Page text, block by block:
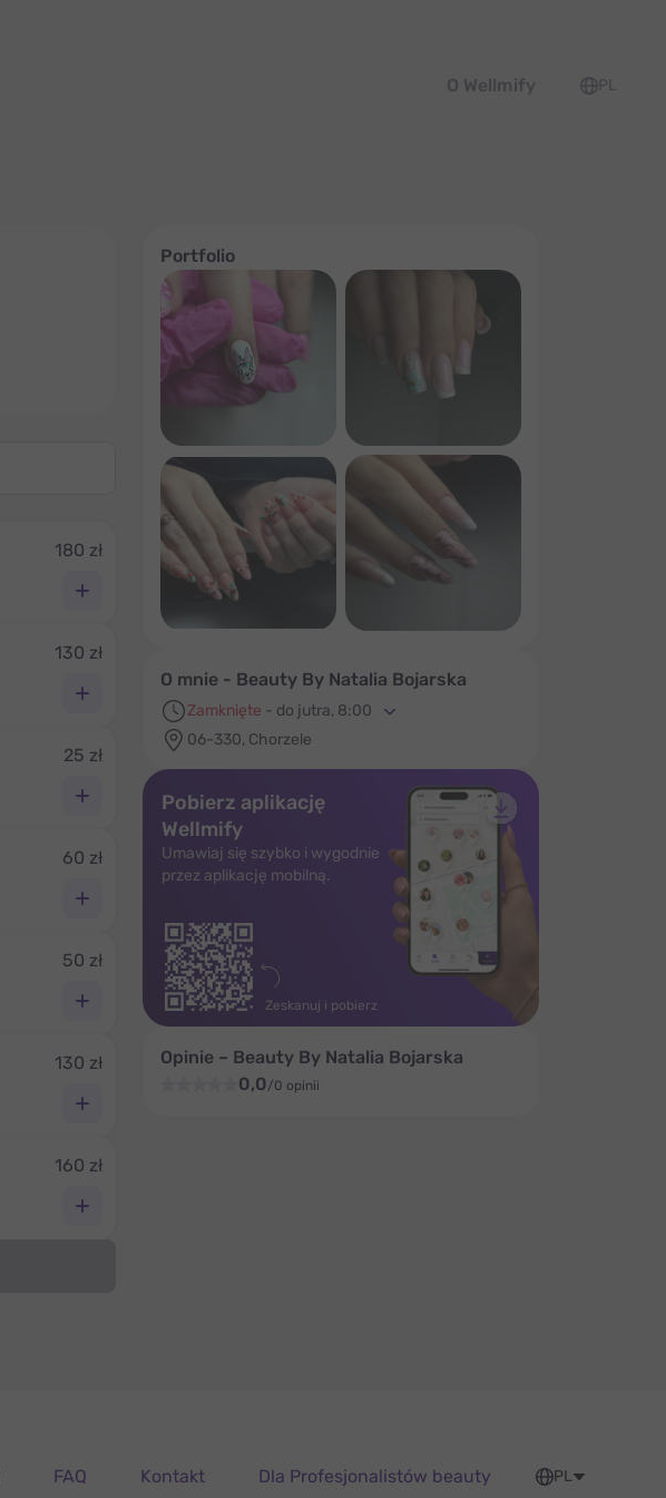
O Wellmify PL
180 zł
130 zł
25 zł
60 zł
50 zł
130 zł
160 zł
Portfolio
O mnie - Beauty By Natalia Bojarska
Zamknięte - do jutra, 8:00
06-330, Chorzele
Pobierz aplikację
Wellmify
Umawiaj się szybko i wygodnie
przez aplikację mobilną.
Zeskanuj i pobierz
Opinie – Beauty By Natalia Bojarska
0,0/0 opinii
FAQ Kontakt Dla Profesjonalistów beauty PL